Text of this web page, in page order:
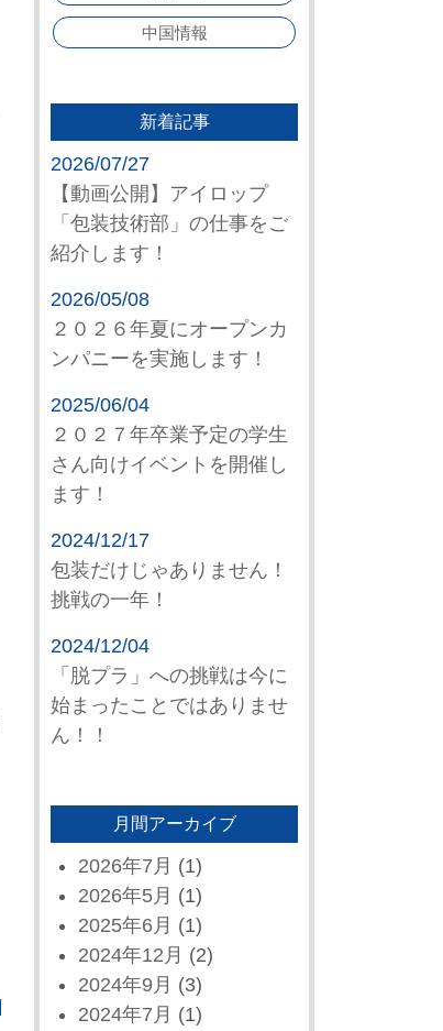
中国情報
新着記事
2026/07/27
【動画公開】アイロップ
「包装技術部」の仕事をご
紹介します！
2026/05/08
２０２６年夏にオープンカ
ンパニーを実施します！
2025/06/04
２０２７年卒業予定の学生
さん向けイベントを開催し
ます！
2024/12/17
包装だけじゃありません！
挑戦の一年！
2024/12/04
「脱プラ」への挑戦は今に
始まったことではありませ
ん！！
月間アーカイブ
2026年7月 (1)
2026年5月 (1)
2025年6月 (1)
2024年12月 (2)
2024年9月 (3)
2024年7月 (1)